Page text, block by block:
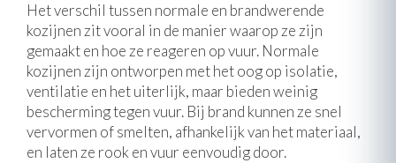
Het verschil tussen normale en brandwerende
kozijnen zit vooral in de manier waarop ze zijn
gemaakt en hoe ze reageren op vuur. Normale
kozijnen zijn ontworpen met het oog op isolatie,
ventilatie en het uiterlijk, maar bieden weinig
bescherming tegen vuur. Bij brand kunnen ze snel
vervormen of smelten, afhankelijk van het materiaal,
en laten ze rook en vuur eenvoudig door.